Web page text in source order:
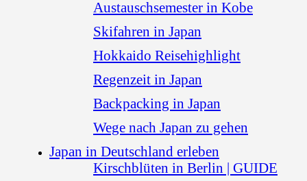
Austauschsemester in Kobe
Skifahren in Japan
Hokkaido Reisehighlight
Regenzeit in Japan
Backpacking in Japan
Wege nach Japan zu gehen
Japan in Deutschland erleben
Kirschblüten in Berlin | GUIDE